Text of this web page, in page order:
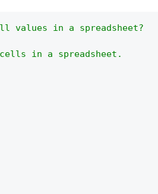
values in a spreadsheet?
in a spreadsheet.